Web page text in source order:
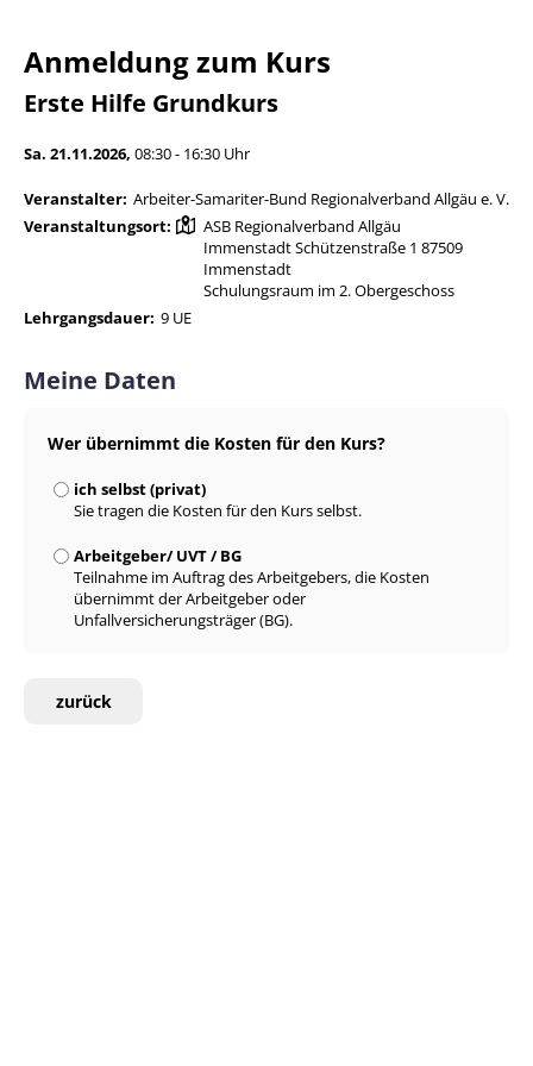
Anmeldung zum Kurs
Erste Hilfe Grundkurs
Sa. 21.11.2026, 08:30 - 16:30 Uhr
Veranstalter: Arbeiter-Samariter-Bund Regionalverband Allgäu e. V.
Veranstaltungsort:
ASB Regionalverband Allgäu
Immenstadt Schützenstraße 1 87509
Immenstadt
Schulungsraum im 2. Obergeschoss
Lehrgangsdauer: 9 UE
Meine Daten
Wer übernimmt die Kosten für den Kurs?
ich selbst (privat)
Sie tragen die Kosten für den Kurs selbst.
Arbeitgeber/ UVT / BG
Teilnahme im Auftrag des Arbeitgebers, die Kosten
übernimmt der Arbeitgeber oder
Unfallversicherungsträger (BG).
zurück